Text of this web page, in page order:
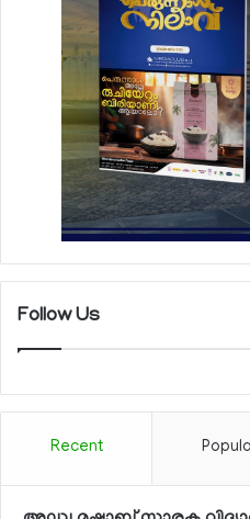
Follow Us
Recent